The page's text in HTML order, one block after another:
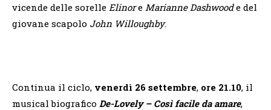
vicende delle sorelle Elinore Marianne Dashwoode del
giovane scapolo John Willoughby.
Continua il ciclo, venerdì 26 settembre, ore 21.10, il
musical biografico De-Lovely – Così facile da amare,